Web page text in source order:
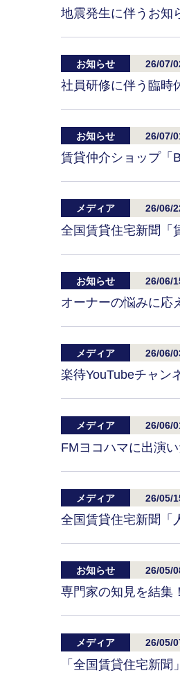
地震発生に伴うお知
お知らせ 26/07/
社員研修に伴う臨時
お知らせ 26/07/
賃貸仲介ショップ「
メディア 26/06/
全国賃貸住宅新聞「
お知らせ 26/06/
オーナーの悩みに応
メディア 26/06/
楽待YouTubeチャン
メディア 26/06/
FMヨコハマに出演
メディア 26/05/
全国賃貸住宅新聞「
お知らせ 26/05/
専門家の知見を結集
メディア 26/05/
「全国賃貸住宅新